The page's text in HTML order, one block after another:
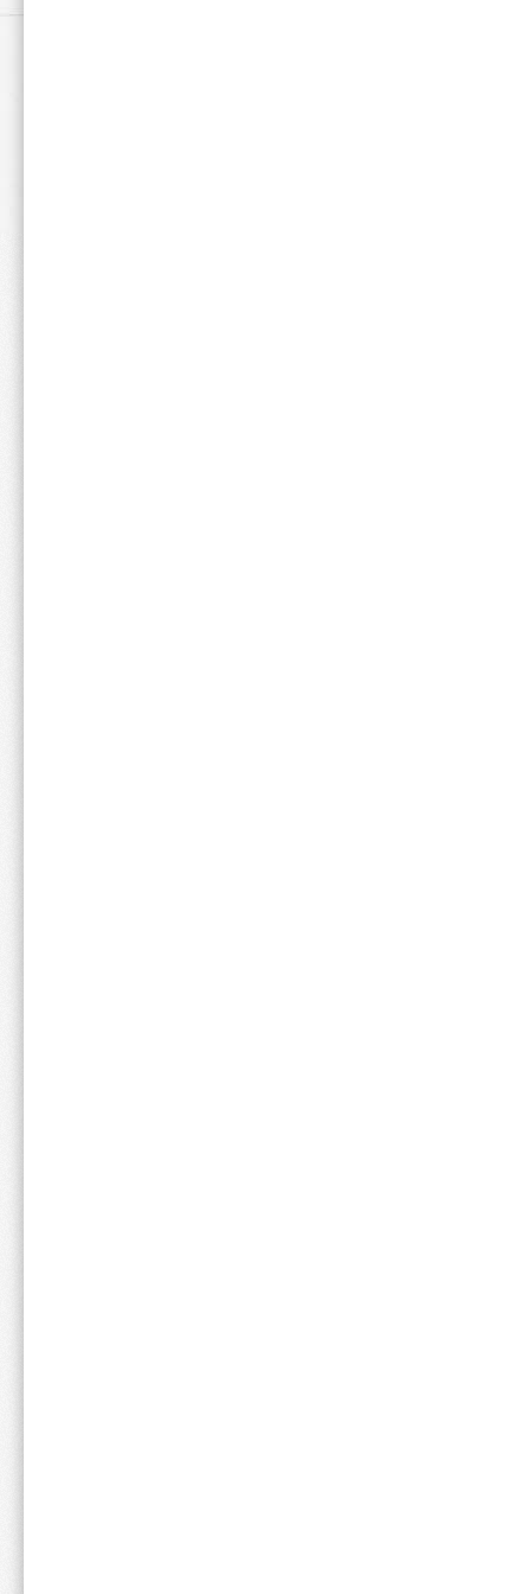
自身の体重にあわせ、100～200mlの水に付属
2018年の国際スポーツ栄養学会による推奨に
れば、0.3g×80＝24gとなり、ホエイ100なら
プロテインに対して抱いてい
溶けにくい、美味しくない、
商品開発時に試行錯誤された
プロテインは日常的に摂るも
これだけ美味しいのなら、運